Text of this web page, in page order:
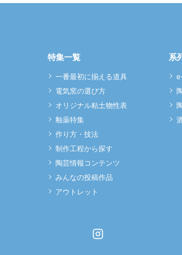
特集一覧
一番最初に揃える道具
電気窯の選び方
オリジナル粘土物性表
釉薬特集
作り方・技法
制作工程から探す
陶芸情報コンテンツ
みんなの投稿作品
アウトレット
系